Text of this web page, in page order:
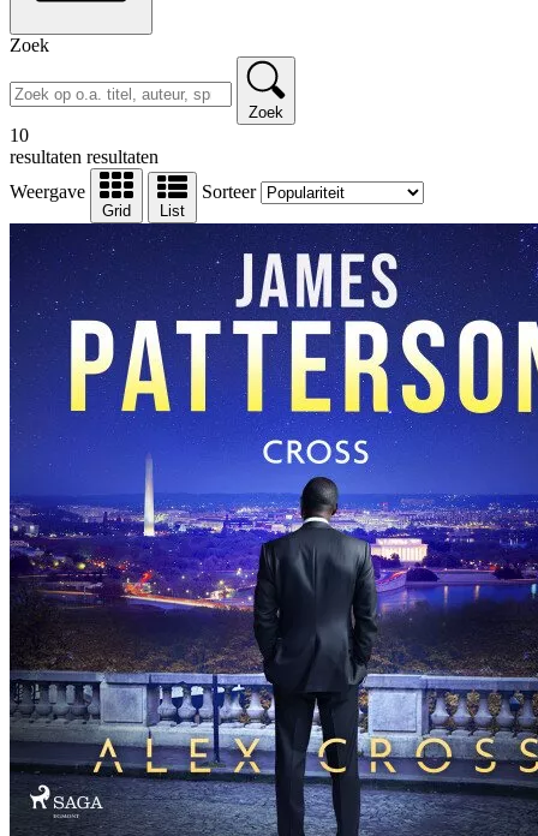
Zoek
Zoek
10
resultaten resultaten
Weergave
Grid List
Sorteer